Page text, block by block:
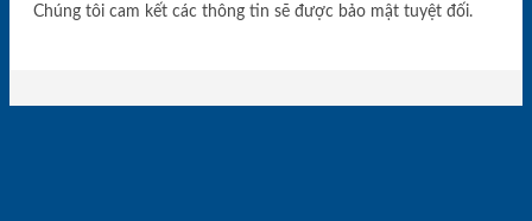
Chúng tôi cam kết các thông tin sẽ được bảo mật tuyệt đối.